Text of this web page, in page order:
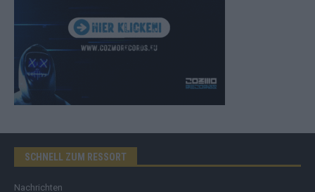
SCHNELL ZUM RESSORT
Nachrichten